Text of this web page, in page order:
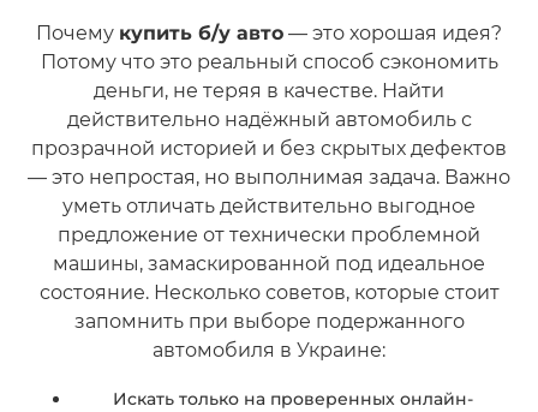
Почему купить б/у авто — это хорошая идея?
Потому что это реальный способ сэкономить
деньги, не теряя в качестве. Найти
действительно надёжный автомобиль с
прозрачной историей и без скрытых дефектов
— это непростая, но выполнимая задача. Важно
уметь отличать действительно выгодное
предложение от технически проблемной
машины, замаскированной под идеальное
состояние. Несколько советов, которые стоит
запомнить при выборе подержанного
автомобиля в Украине:
Искать только на проверенных онлайн-